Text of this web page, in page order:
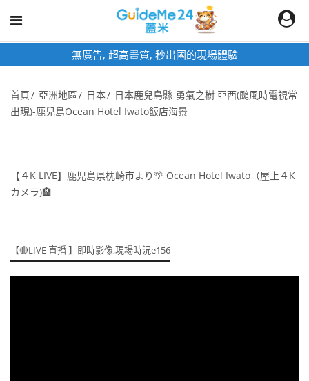
無廣告, 超高畫質, 秒出國的現場體驗
首頁 亞洲地區 日本
日本鹿兒島縣-勇氣之樹 亞西(颱風時電視常
出現)-鹿兒島Ocean Hotel Iwato飯店海景
【４K LIVE】鹿児島県枕崎市より🌴 Ocean Hotel Iwato（屋上４K
カメラ)🏨
【🔴LIVE 直播 】即時影像,現場時況e156